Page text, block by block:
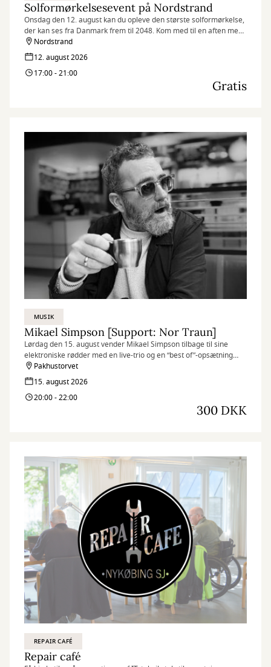
Solformørkelsesevent på Nordstrand
Onsdag den 12. august kan du opleve den største solformørkelse,
der kan ses fra Danmark frem til 2048. Kom med til en aften med
familieaktiviteter, solquiz og fælles oplevelse af solformørkelsen
på Nordstrand.
Nordstrand
12. august 2026
17:00 - 21:00
Gratis
MUSIK
Mikael Simpson [Support: Nor Traun]
Lørdag den 15. august vender Mikael Simpson tilbage til sine
elektroniske rødder med en live-trio og en “best of”-opsætning
fyldt med ikoniske numre.
Pakhustorvet
15. august 2026
20:00 - 22:00
300 DKK
REPAIR CAFÉ
Repair café